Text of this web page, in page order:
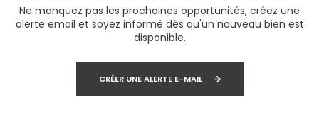
Ne manquez pas les prochaines opportunités, créez une
alerte email et soyez informé dès qu'un nouveau bien est
disponible.
CRÉER UNE ALERTE E-MAIL